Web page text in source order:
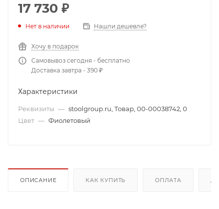
17 730 ₽
Нет в наличии Нашли дешевле?
Хочу в подарок
Самовывоз сегодня - бесплатно
Доставка завтра - 390 ₽
Характеристики
Реквизиты — stoolgroup.ru, Товар, 00-00038742, 0
Цвет — Фиолетовый
ОПИСАНИЕ КАК КУПИТЬ ОПЛАТА